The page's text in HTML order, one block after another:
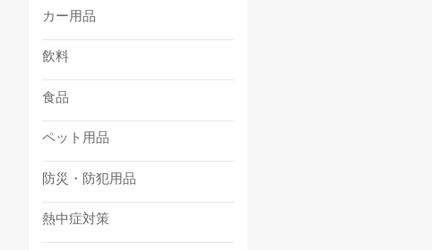
カー用品
飲料
食品
ペット用品
防災・防犯用品
熱中症対策